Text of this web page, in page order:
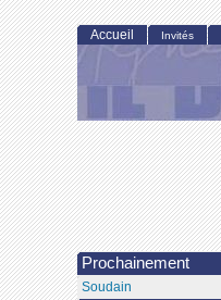
Accueil Invités
Prochainement
Soudain